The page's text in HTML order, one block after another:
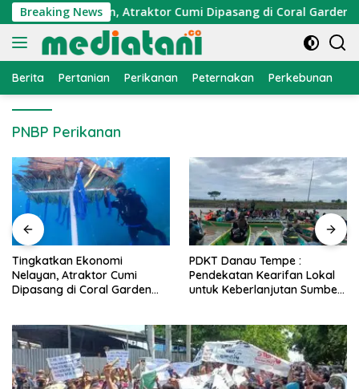
Langsung
ke
konten
Breaking News
Nelayan, Atraktor Cumi Dipasang di Coral Garden
Berita Pertanian Perikanan Peternakan Perkebunan
PNBP Perikanan
PDKT Danau Tempe :
Pendekatan Kearifan Lokal
untuk Keberlanjutan Sumber
Cara Mengatasi Penyakit
PMK pada Sapi Perah
Alami dan Medis